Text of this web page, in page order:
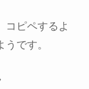
コピペするよ
です。